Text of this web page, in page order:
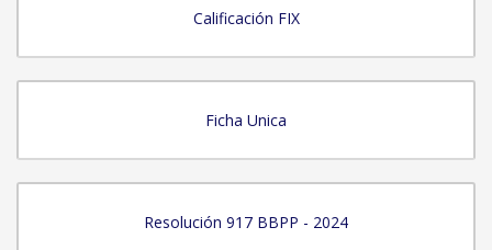
Calificación FIX
Ficha Unica
Resolución 917 BBPP - 2024